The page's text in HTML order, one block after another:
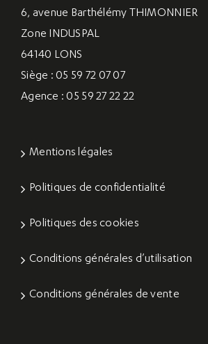
6, avenue Barthélémy THIMONNIER
Zone INDUSPAL
64140 LONS
Siège : 05 59 72 07 07
Agence : 05 59 27 22 22
Mentions légales
Politiques de confidentialité
Politiques des cookies
Conditions générales d’utilisation
Conditions générales de vente